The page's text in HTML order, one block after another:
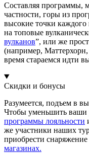
Составляя программы,
частности, горы из
высокие точки каждого
на топовые
вулканов”, или же
(например,
время стараемся идти
Скидки и бонусы
Разумеется, подъем в
Чтобы уменьшить ваши
программы лояльности
же участники наших
приобрести снаряжение
магазинах.